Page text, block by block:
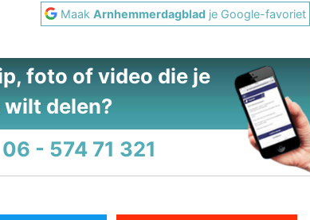
MaakArnhemmerdagblad je Google-favoriet
foto of video die je
wilt delen?
06 - 574 71 321